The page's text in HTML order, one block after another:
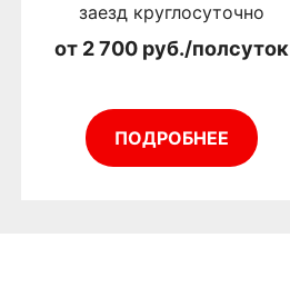
заезд круглосуточно
от 2 700 руб./полсуток
ПОДРОБНЕЕ